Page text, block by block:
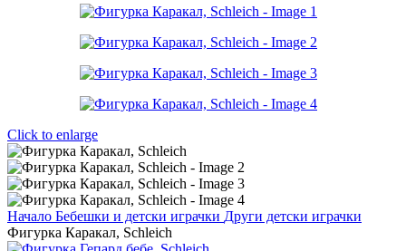
Click to enlarge
Начало Бебешки и детски играчки Други детски играчки
Фигурка Каракал, Schleich